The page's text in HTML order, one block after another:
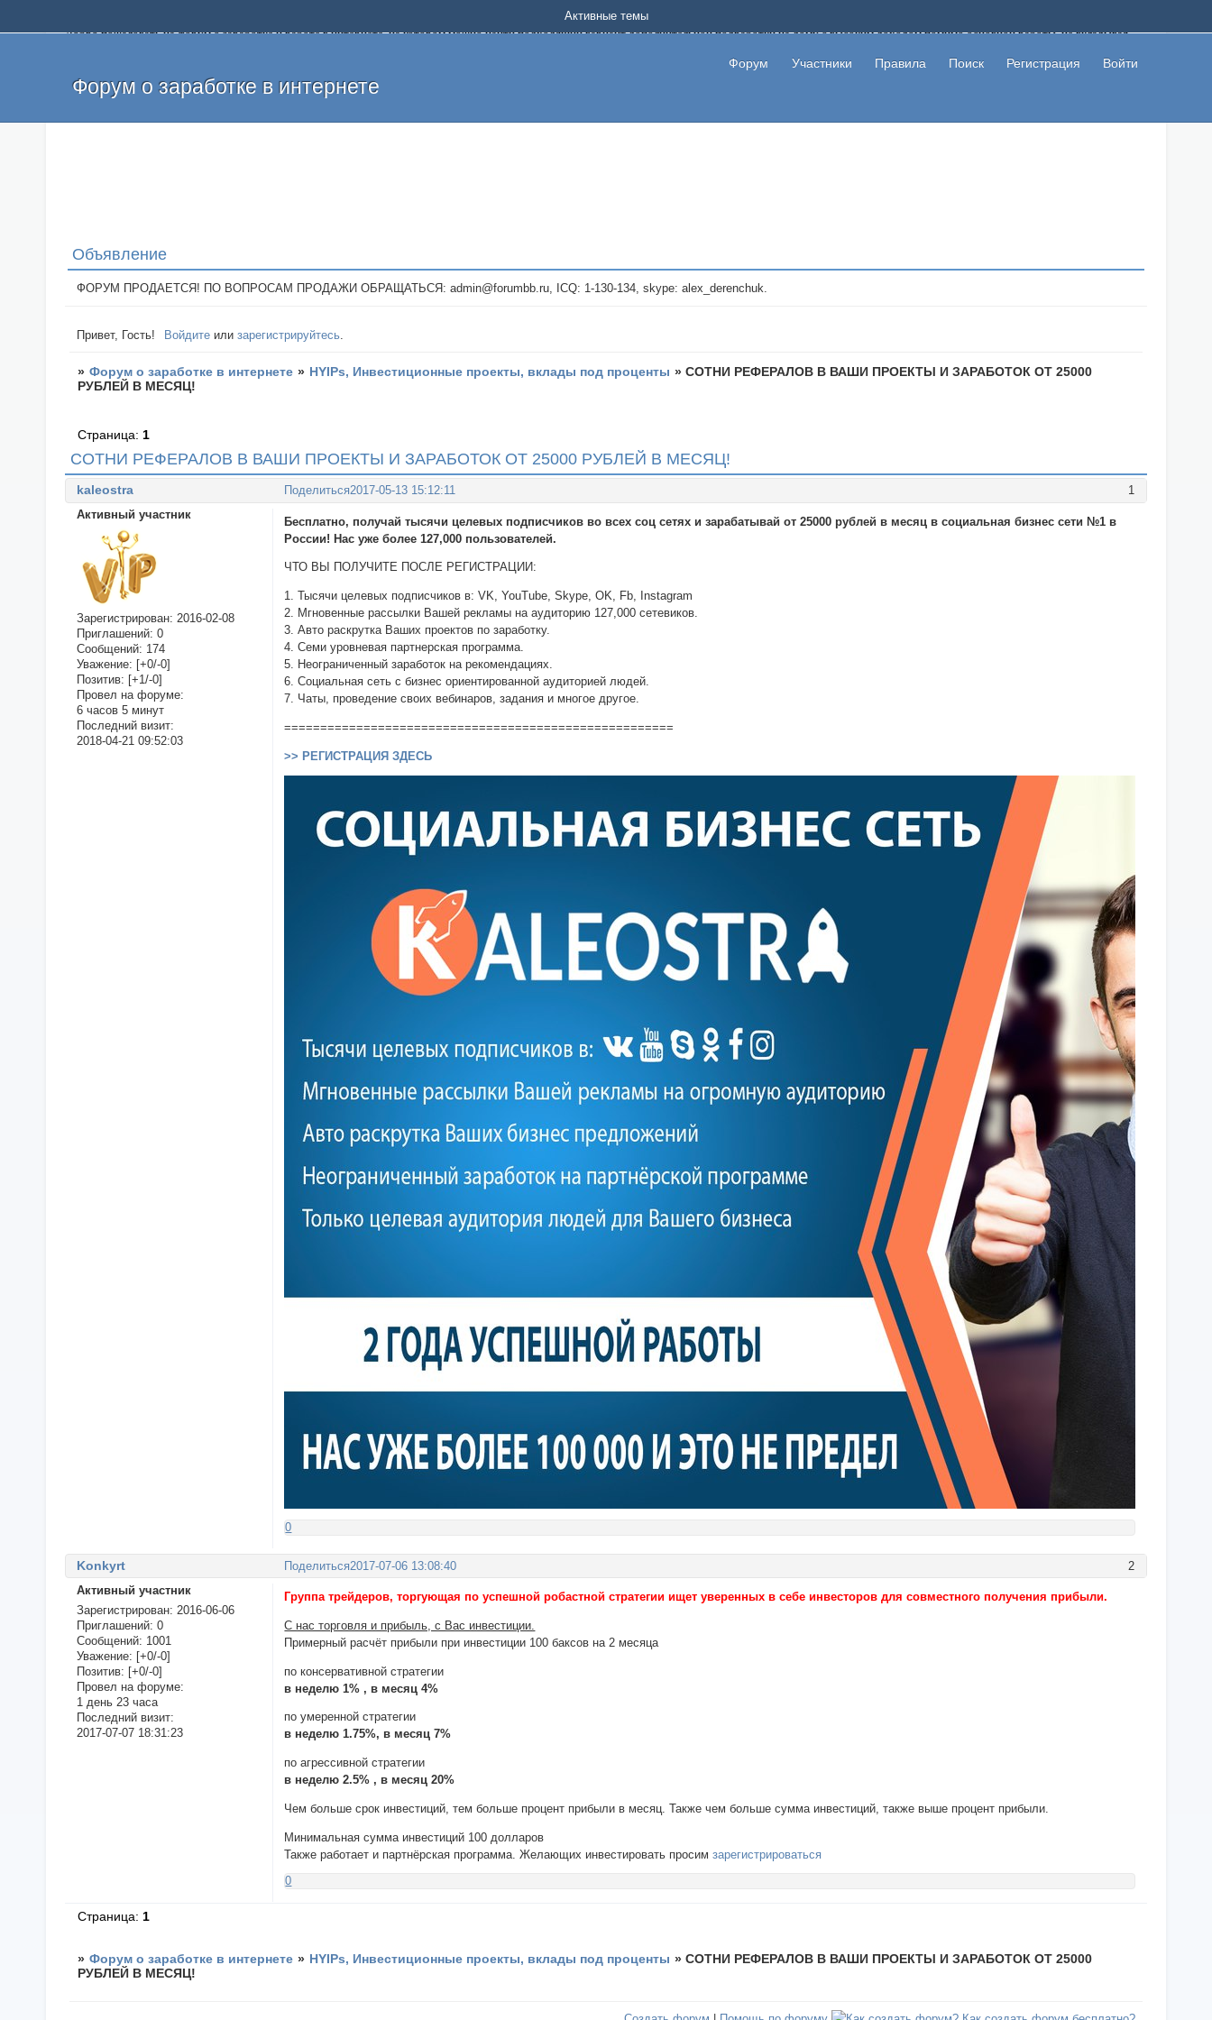
Добро пожаловать на форум о заработке и работе в интернете, на котором можно найти подходящий вариант дополнительной подработки на дому с высоким доходом помимо основной работы, не вкладывая
и оставлять свои отзывы. Если вы знаете, что определенный проект или сайт не платит, то указывайте в теме что это лохотрон, чтобы другие пользователи не попались на развод. Вы сможете начать зарабатывать
легкие деньги без вложений и регистрации уже сегодня. Создавайте новые темы, размещайте объявления со своими пригласительными ссылками и первая прибыль не заставит себя долго ждать.
Форум о заработке в интернете
Форум Участники Правила Поиск Регистрация Войти
Активные темы
Объявление
ФОРУМ ПРОДАЕТСЯ! ПО ВОПРОСАМ ПРОДАЖИ ОБРАЩАТЬСЯ: admin@forumbb.ru, ICQ: 1-130-134, skype: alex_derenchuk.
Привет, Гость! Войдите илизарегистрируйтесь.
» Форум о заработке в интернете » HYIPs, Инвестиционные проекты, вклады под проценты »СОТНИ РЕФЕРАЛОВ В ВАШИ ПРОЕКТЫ И ЗАРАБОТОК ОТ 25000
РУБЛЕЙ В МЕСЯЦ!
СОТНИ РЕФЕРАЛОВ В ВАШИ ПРОЕКТЫ И ЗАРАБОТОК ОТ 25000 РУБЛЕЙ В МЕСЯЦ!
Страница: 1
Поделиться 1
2017-05-13 15:12:11
kaleostra
Активный участник
Зарегистрирован: 2016-02-08
Приглашений: 0
Сообщений: 174
Уважение: [+0/-0]
Позитив: [+1/-0]
Провел на форуме:
6 часов 5 минут
Последний визит:
2018-04-21 09:52:03
Бесплатно, получай тысячи целевых подписчиков во всех соц сетях и зарабатывай от 25000 рублей в месяц в социальная бизнес сети №1 в
России! Нас уже более 127,000 пользователей.
ЧТО ВЫ ПОЛУЧИТЕ ПОСЛЕ РЕГИСТРАЦИИ:
1. Тысячи целевых подписчиков в: VK, YouTube, Skype, OK, Fb, Instagram
2. Мгновенные рассылки Вашей рекламы на аудиторию 127,000 сетевиков.
3. Авто раскрутка Ваших проектов по заработку.
4. Семи уровневая партнерская программа.
5. Неограниченный заработок на рекомендациях.
6. Социальная сеть с бизнес ориентированной аудиторией людей.
7. Чаты, проведение своих вебинаров, задания и многое другое.
======================================================
>> РЕГИСТРАЦИЯ ЗДЕСЬ
0
Поделиться 2
2017-07-06 13:08:40
Konkyrt
Активный участник
Зарегистрирован: 2016-06-06
Приглашений: 0
Сообщений: 1001
Уважение: [+0/-0]
Позитив: [+0/-0]
Провел на форуме:
1 день 23 часа
Последний визит:
2017-07-07 18:31:23
Группа трейдеров, торгующая по успешной робастной стратегии ищет уверенных в себе инвесторов для совместного получения прибыли.
С нас торговля и прибыль, с Вас инвестиции.
Примерный расчёт прибыли при инвестиции 100 баксов на 2 месяца
по консервативной стратегии
в неделю 1% , в месяц 4%
по умеренной стратегии
в неделю 1.75%, в месяц 7%
по агрессивной стратегии
в неделю 2.5% , в месяц 20%
Чем больше срок инвестиций, тем больше процент прибыли в месяц. Также чем больше сумма инвестиций, также выше процент прибыли.
Минимальная сумма инвестиций 100 долларов
Также работает и партнёрская программа. Желающих инвестировать просимзарегистрироваться
0
Страница: 1
» Форум о заработке в интернете » HYIPs, Инвестиционные проекты, вклады под проценты »СОТНИ РЕФЕРАЛОВ В ВАШИ ПРОЕКТЫ И ЗАРАБОТОК ОТ 25000
РУБЛЕЙ В МЕСЯЦ!